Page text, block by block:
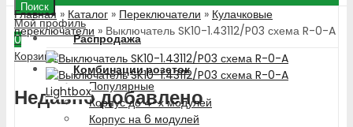
Поиск
Мой профиль
0
Корзина
Недавно добавлено
Распродажа
Комбинации розеток
Популярные
Корпус до 4-х модулей
Корпус на 6 модулей
Главная » Каталог » Переключатели » Кулачковые
переключатели » Выключатель SK10-1.43112/P03 схема R-0-A
Lightbox